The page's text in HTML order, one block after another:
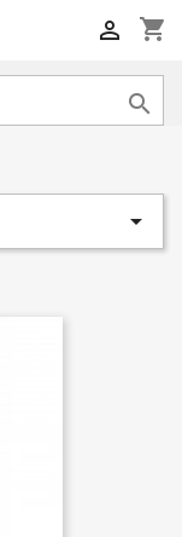
shopping_cart


